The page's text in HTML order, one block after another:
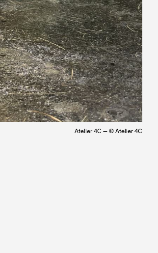
Atelier 4C — © Atelier 4C